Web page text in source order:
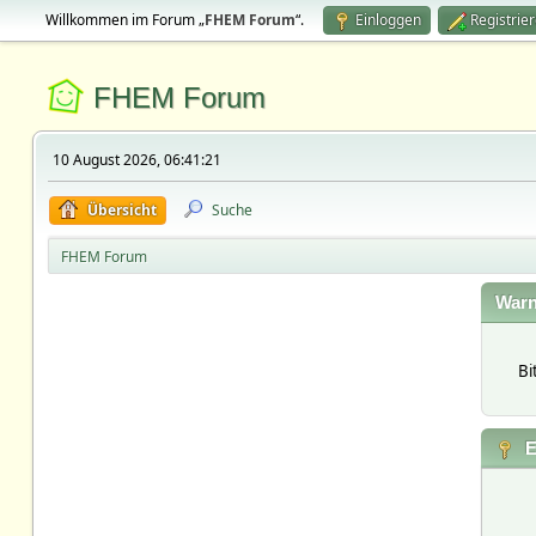
Willkommen im Forum „FHEM Forum“. Einloggen
FHEM Forum
10 August 2026, 06:41:21
Übersicht Suche
FHEM Forum